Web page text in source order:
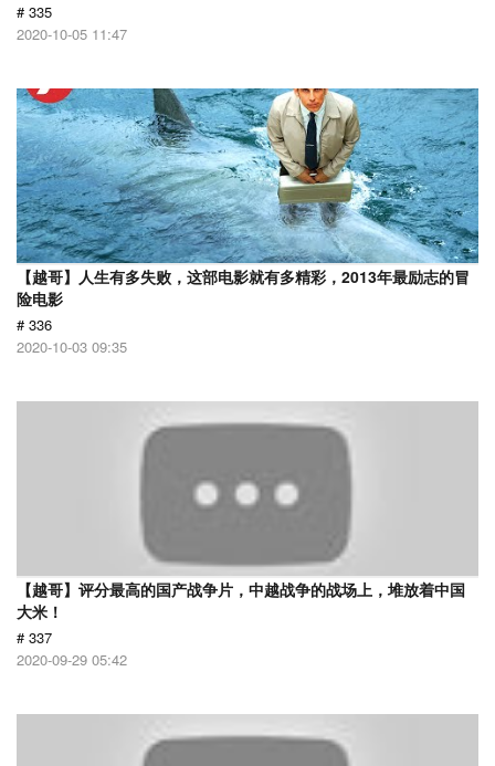
# 335
2020-10-05 11:47
【越哥】人生有多失败，这部电影就有多精彩，2013年最励志的冒
险电影
# 336
2020-10-03 09:35
【越哥】评分最高的国产战争片，中越战争的战场上，堆放着中国
大米！
# 337
2020-09-29 05:42